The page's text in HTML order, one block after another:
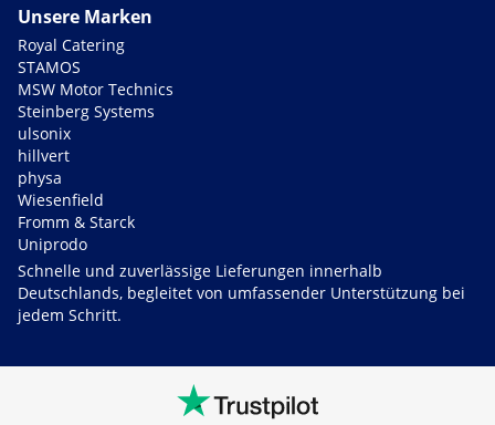
Unsere Marken
Royal Catering
STAMOS
MSW Motor Technics
Steinberg Systems
ulsonix
hillvert
physa
Wiesenfield
Fromm & Starck
Uniprodo
Schnelle und zuverlässige Lieferungen innerhalb
Deutschlands, begleitet von umfassender Unterstützung bei
jedem Schritt.